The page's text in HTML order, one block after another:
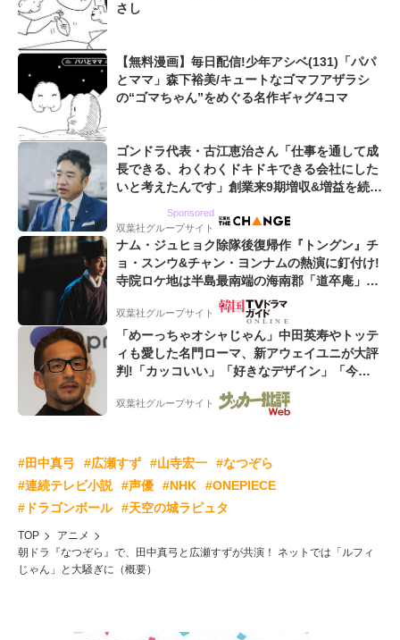
さし
【無料漫画】毎日配信!少年アシベ(131)「パパ
とママ」森下裕美/キュートなゴマフアザラシ
の“ゴマちゃん”をめぐる名作ギャグ4コマ
ゴンドラ代表・古江恵治さん「仕事を通して成
長できる、わくわくドキドキできる会社にした
いと考えたんです」創業来9期増収&増益を続け
Sponsored
双葉社グループサイト
ナム・ジュヒョク除隊後復帰作『トングン』チ
ョ・スンウ&チャン・ヨンナムの熱演に釘付け!
寺院ロケ地は半島最南端の海南郡「道卒庵」
【韓ドラから始める韓国旅行】
双葉社グループサイト
「めーっちゃオシャじゃん」中田英寿やトッテ
ィも愛した名門ローマ、新アウェイユニが大評
判!「カッコいい」「好きなデザイン」「今年
双葉社グループサイト
#田中真弓 #広瀬すず #山寺宏一
#なつぞら
#連続テレビ小説
#声優 #NHK
#ONEPIECE
#ドラゴンボール
#天空の城ラピュタ
TOP
アニメ
朝ドラ『なつぞら』で、田中真弓と広瀬すずが共演！ ネットでは「ルフィ
じゃん」と大騒ぎに（概要）